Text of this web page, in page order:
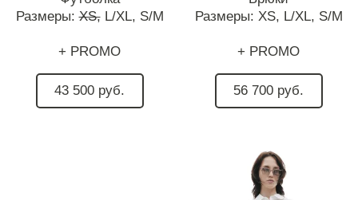
Размеры:XS, L/XL, S/M
+ PROMO
43 500 руб.
Размеры: XS, L/XL, S/M
+ PROMO
56 700 руб.